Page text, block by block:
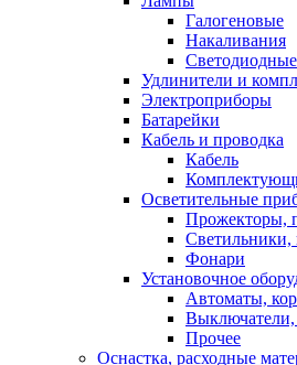
Галогеновые
Накаливания
Светодиодные
Удлинители и
Электроприборы
Батарейки
Кабель и проводка
Кабель
Осветительные
Прожекторы,
Светильники,
Фонари
Установочное
Автоматы,
Выключатели,
Прочее
Оснастка, расходные